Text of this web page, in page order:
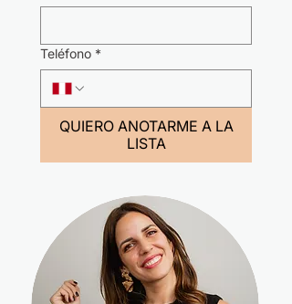
Teléfono *
QUIERO ANOTARME A LA
LISTA